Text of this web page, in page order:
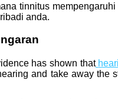
tinnitus
anda.
has shown that
and take away